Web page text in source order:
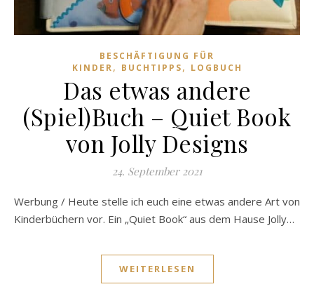
BESCHÄFTIGUNG FÜR
KINDER, BUCHTIPPS, LOGBUCH
Das etwas andere
(Spiel)Buch – Quiet Book
von Jolly Designs
24. September 2021
Werbung / Heute stelle ich euch eine etwas andere Art von
Kinderbüchern vor. Ein „Quiet Book“ aus dem Hause Jolly…
WEITERLESEN